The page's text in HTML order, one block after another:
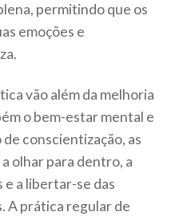
permitindo que os
emoções e
vão além da melhoria
o bem-estar mental e
conscientização, as
olhar para dentro, a
a libertar-se das
A prática regular de